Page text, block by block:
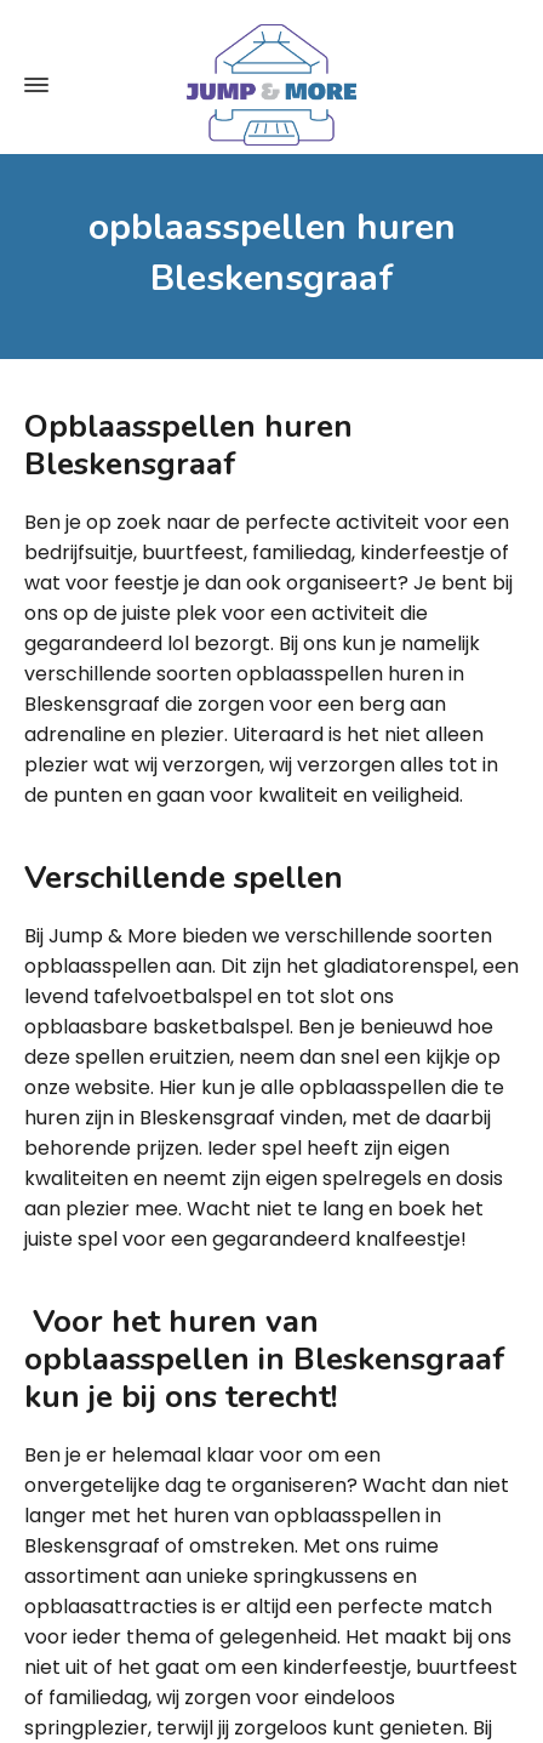
opblaasspellen huren
Bleskensgraaf
Opblaasspellen huren
Bleskensgraaf
Ben je op zoek naar de perfecte activiteit voor een
bedrijfsuitje, buurtfeest, familiedag, kinderfeestje of
wat voor feestje je dan ook organiseert? Je bent bij
ons op de juiste plek voor een activiteit die
gegarandeerd lol bezorgt. Bij ons kun je namelijk
verschillende soorten opblaasspellen huren in
Bleskensgraaf die zorgen voor een berg aan
adrenaline en plezier. Uiteraard is het niet alleen
plezier wat wij verzorgen, wij verzorgen alles tot in
de punten en gaan voor kwaliteit en veiligheid.
Verschillende spellen
Bij Jump & More bieden we verschillende soorten
opblaasspellen aan. Dit zijn het gladiatorenspel, een
levend tafelvoetbalspel en tot slot ons
opblaasbare basketbalspel. Ben je benieuwd hoe
deze spellen eruitzien, neem dan snel een kijkje op
onze website. Hier kun je alle opblaasspellen die te
huren zijn in Bleskensgraaf vinden, met de daarbij
behorende prijzen. Ieder spel heeft zijn eigen
kwaliteiten en neemt zijn eigen spelregels en dosis
aan plezier mee. Wacht niet te lang en boek het
juiste spel voor een gegarandeerd knalfeestje!
Voor het huren van
opblaasspellen in Bleskensgraaf
kun je bij ons terecht!
Ben je er helemaal klaar voor om een
onvergetelijke dag te organiseren? Wacht dan niet
langer met het huren van opblaasspellen in
Bleskensgraaf of omstreken. Met ons ruime
assortiment aan unieke springkussens en
opblaasattracties is er altijd een perfecte match
voor ieder thema of gelegenheid. Het maakt bij ons
niet uit of het gaat om een kinderfeestje, buurtfeest
of familiedag, wij zorgen voor eindeloos
springplezier, terwijl jij zorgeloos kunt genieten. Bij